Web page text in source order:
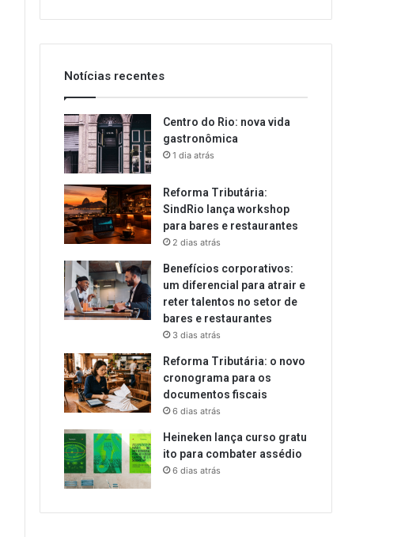
Notícias recentes
Centro do Rio: nova vida
gastronômica
1 dia atrás
Reforma Tributária:
SindRio lança workshop
para bares e restaurantes
2 dias atrás
Benefícios corporativos:
um diferencial para atrair e
reter talentos no setor de
bares e restaurantes
3 dias atrás
Reforma Tributária: o novo
cronograma para os
documentos fiscais
6 dias atrás
Heineken lança curso gratu
ito para combater assédio
6 dias atrás